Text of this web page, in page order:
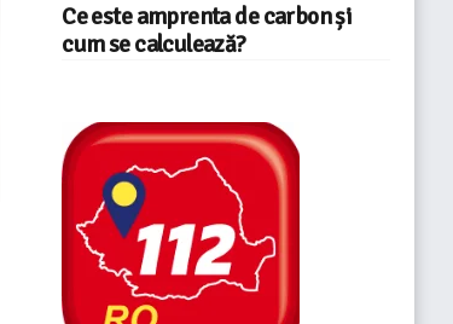
Ce este amprenta de carbon și
cum se calculează?